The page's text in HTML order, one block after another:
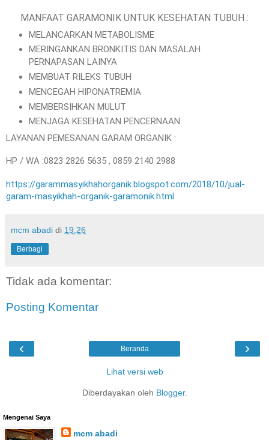
MANFAAT GARAMONIK UNTUK KESEHATAN TUBUH :
MELANCARKAN METABOLISME
MERINGANKAN BRONKITIS DAN MASALAH
PERNAPASAN LAINYA
MEMBUAT RILEKS TUBUH
MENCEGAH HIPONATREMIA
MEMBERSIHKAN MULUT
MENJAGA KESEHATAN PENCERNAAN
LAYANAN PEMESANAN GARAM ORGANIK :
HP / WA :0823 2826 5635 , 0859 2140 2988
https://garammasyikhahorganik.blogspot.com/2018/10/jual-
garam-masyikhah-organik-garamonik.html
mcm abadi di 19.26
Berbagi
Tidak ada komentar:
Posting Komentar
‹ ›
Beranda
Lihat versi web
Diberdayakan oleh Blogger.
Mengenai Saya
mcm abadi